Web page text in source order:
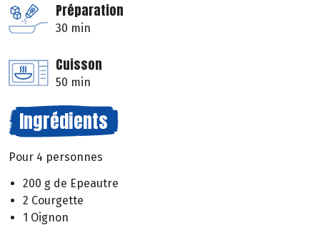
Préparation
30 min
Cuisson
50 min
Ingrédients
Pour 4 personnes
200 g de Epeautre
2 Courgette
1 Oignon